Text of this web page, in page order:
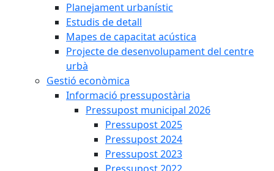
Planejament urbanístic
Estudis de detall
Mapes de capacitat acústica
Projecte de desenvolupament del centre
urbà
Gestió econòmica
Informació pressupostària
Pressupost municipal 2026
Pressupost 2025
Pressupost 2024
Pressupost 2023